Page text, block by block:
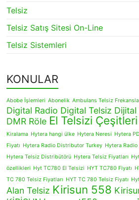
Telsiz
Telsiz Satış Sitesi On-Line
Telsiz Sistemleri
KONULAR
Abobe İşlemleri Abonelik Ambulans Telsiz
Digital Radio Digital Telsiz Dijital
DMR Röle El Telsizi Çeşitleri
Kiralama Hytera hangi ülke Hytera Neresi Hytera
Fiyatı Hytera Radio Distributor Turkey Hytera Radio
Hytera Telsiz Distribütörü Hytera Telsiz Fiyatları
özellikleri Hyt TC780 El Telsizi HYT TC780 Fiyatı
TC 780 Telsiz Fiyatları HYT TC 780 Telsiz Fiyatı
Alan Telsiz Kirisun 558